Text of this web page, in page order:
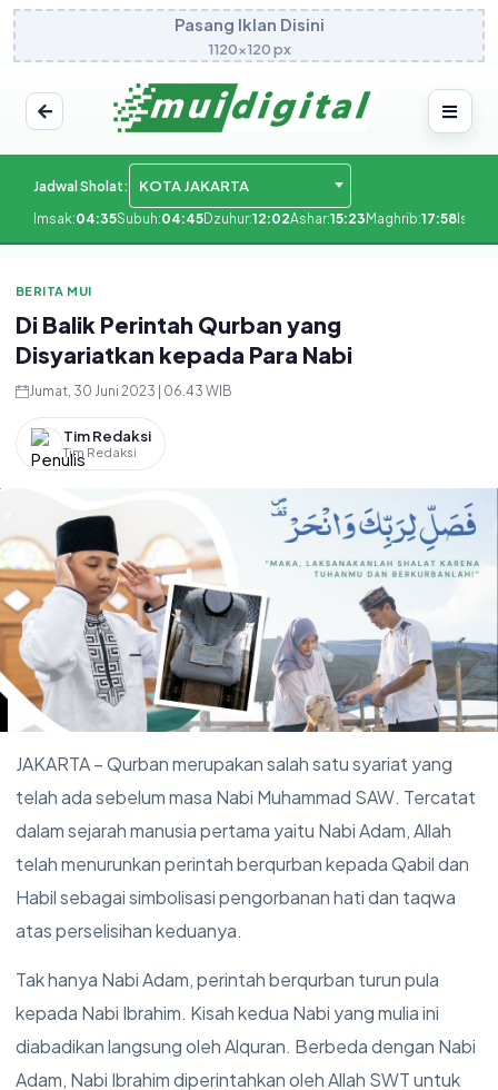
Pasang Iklan Disini
1120x120 px
Jadwal Sholat: KOTA JAKARTA
Imsak:04:35Subuh:04:45Dzuhur:12:02Ashar:15:23 Maghrib:17:58 Isya:
BERITA MUI
Di Balik Perintah Qurban yang
Disyariatkan kepada Para Nabi
Jumat, 30 Juni 2023 | 06.43 WIB
Tim Redaksi
Tim Redaksi
JAKARTA – Qurban merupakan salah satu syariat yang
telah ada sebelum masa Nabi Muhammad SAW. Tercatat
dalam sejarah manusia pertama yaitu Nabi Adam, Allah
telah menurunkan perintah berqurban kepada Qabil dan
Habil sebagai simbolisasi pengorbanan hati dan taqwa
atas perselisihan keduanya.
Tak hanya Nabi Adam, perintah berqurban turun pula
kepada Nabi Ibrahim. Kisah kedua Nabi yang mulia ini
diabadikan langsung oleh Alquran. Berbeda dengan Nabi
Adam, Nabi Ibrahim diperintahkan oleh Allah SWT untuk